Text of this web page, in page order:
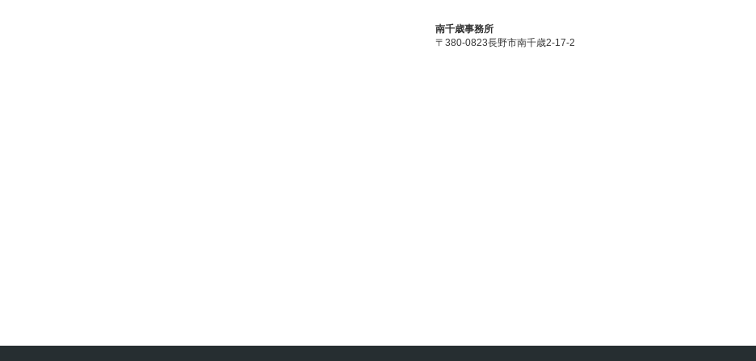
南千歳事務所
〒380-0823長野市南千歳2-17-2